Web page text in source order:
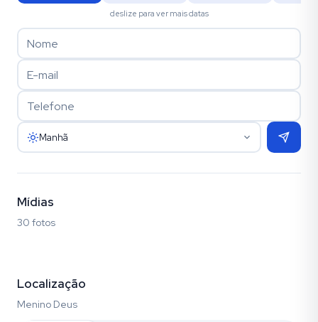
deslize para ver mais datas
Manhã
Mídias
30 fotos
Localização
Menino Deus